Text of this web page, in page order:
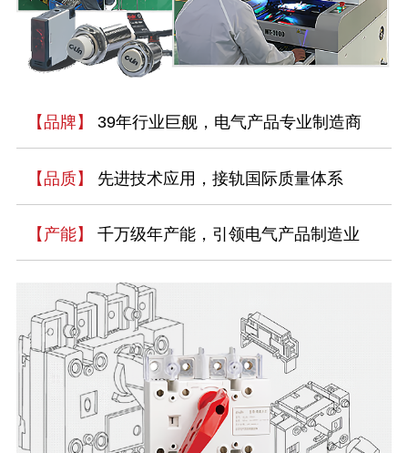
【品牌】 39年行业巨舰，电气产品专业制造商
【品质】 先进技术应用，接轨国际质量体系
【产能】 千万级年产能，引领电气产品制造业